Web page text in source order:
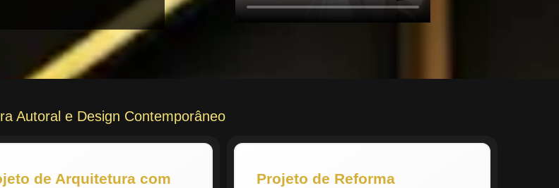
Autoral e Design Contemporâneo
de Arquitetura com
Projeto de Reforma